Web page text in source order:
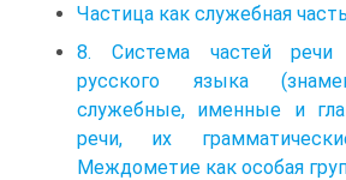
Частица как служебная
8. Система частей речи
русского языка
служебные, именные и
речи, их
Междометие как особая